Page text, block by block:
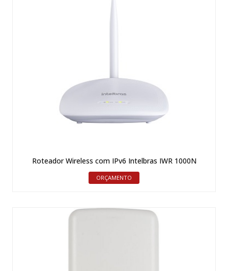
Roteador Wireless com IPv6 Intelbras IWR 1000N
ORÇAMENTO